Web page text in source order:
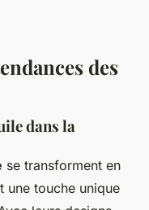
des
dans la
se transforment en
une touche unique